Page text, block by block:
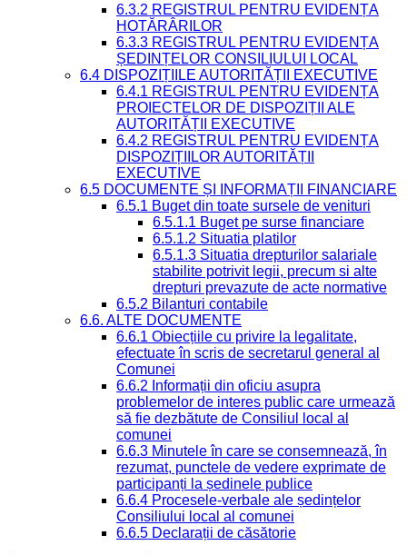
6.3.2 REGISTRUL PENTRU EVIDENȚA
HOTĂRÂRILOR
6.3.3 REGISTRUL PENTRU EVIDENȚA
ȘEDINȚELOR CONSILIULUI LOCAL
6.4 DISPOZIȚIILE AUTORITĂȚII EXECUTIVE
6.4.1 REGISTRUL PENTRU EVIDENȚA
PROIECTELOR DE DISPOZIȚII ALE
AUTORITĂȚII EXECUTIVE
6.4.2 REGISTRUL PENTRU EVIDENȚA
DISPOZIȚIILOR AUTORITĂȚII
EXECUTIVE
6.5 DOCUMENTE ȘI INFORMAȚII FINANCIARE
6.5.1 Buget din toate sursele de venituri
6.5.1.1 Buget pe surse financiare
6.5.1.2 Situatia platilor
6.5.1.3 Situatia drepturilor salariale
stabilite potrivit legii, precum si alte
drepturi prevazute de acte normative
6.5.2 Bilanturi contabile
6.6. ALTE DOCUMENTE
6.6.1 Obiecțiile cu privire la legalitate,
efectuate în scris de secretarul general al
Comunei
6.6.2 Informații din oficiu asupra
problemelor de interes public care urmează
să fie dezbătute de Consiliul local al
comunei
6.6.3 Minutele în care se consemnează, în
rezumat, punctele de vedere exprimate de
participanți la ședinele publice
6.6.4 Procesele-verbale ale ședințelor
Consiliului local al comunei
6.6.5 Declarații de căsătorie